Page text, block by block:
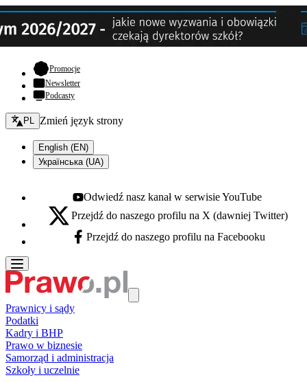
Promocje- otwiera się w nowej karcie
Newsletter
Podcasty
Zmień język - bieżący:
PL Zmień język strony
English (EN)
Українська (UA)
Youtube - otwiera się w nowej karcie
Odwiedź nasz kanał w serwisie YouTube
X - otwiera się w nowej karcie
Przejdź do naszego profilu na X (dawniej Twitter)
Facebook - otwiera się w nowej karcie
Przejdź do naszego profilu na Facebooku
Prawnicy i sądy
Podatki
Kadry i BHP
Prawo w biznesie
Samorząd i administracja
Szkoły i uczelnie